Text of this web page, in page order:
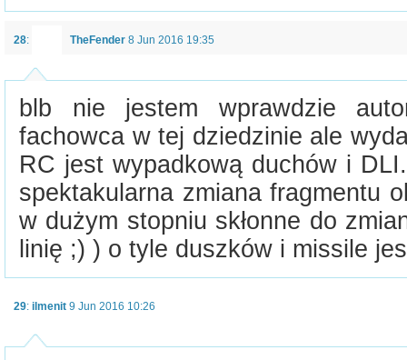
28: TheFender 8 Jun 2016 19:35
blb nie jestem wprawdzie
fachowca w tej dziedzinie ale
RC jest wypadkową duchów i
spektakularna zmiana fragmentu
w dużym stopniu skłonne do
linię ;) ) o tyle duszków i missile
29: ilmenit 9 Jun 2016 10:26